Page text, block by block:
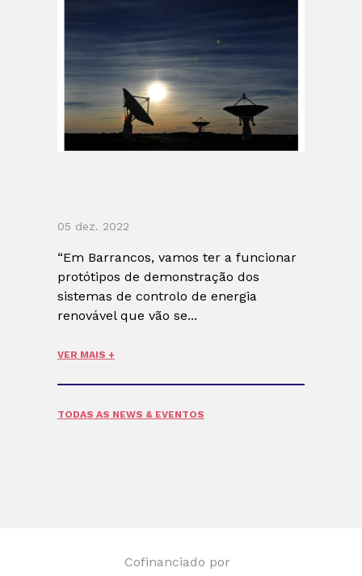
05 dez. 2022
“Em Barrancos, vamos ter a funcionar
protótipos de demonstração dos
sistemas de controlo de energia
renovável que vão se...
VER MAIS +
TODAS AS NEWS & EVENTOS
Cofinanciado por